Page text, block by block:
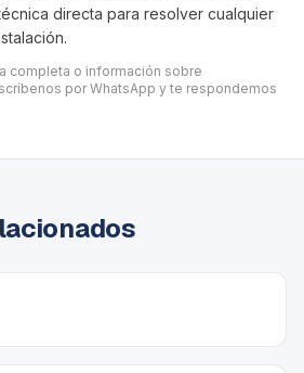
directa para resolver cualquier
completa o información sobre
por WhatsApp y te respondemos